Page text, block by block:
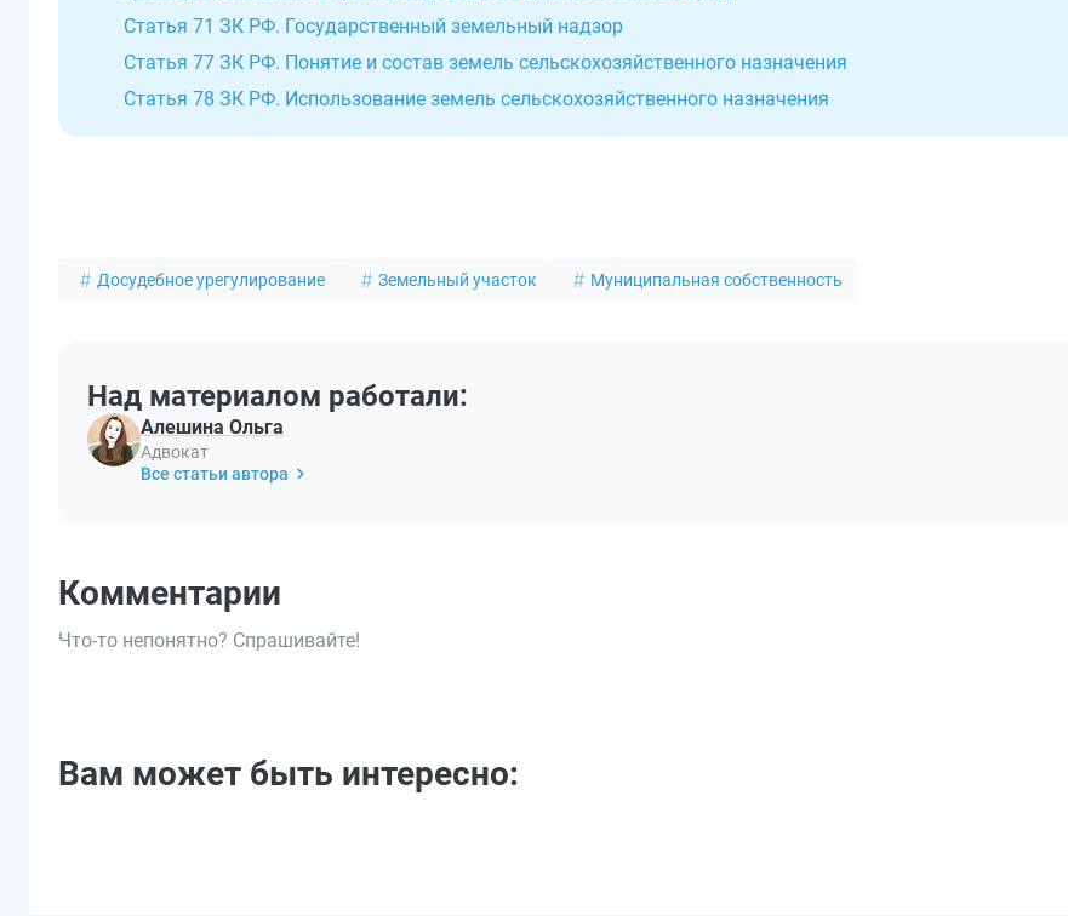
Статья 71 ЗК РФ. Государственный земельный надзор
Статья 77 ЗК РФ. Понятие и состав земель сельскохозяйственного назначения
Статья 78 ЗК РФ. Использование земель сельскохозяйственного назначения
Досудебное урегулирование Земельный участок Муниципальная собственность
Над материалом работали:
Алешина Ольга
Адвокат
Все статьи автора
Комментарии
Что-то непонятно? Спрашивайте!
Вам может быть интересно: